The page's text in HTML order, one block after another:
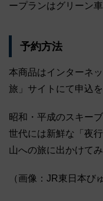
ープランはグリーン
予約方法
本商品はインターネ
旅」サイトにて申込
昭和・平成のスキー
世代には新鮮な「夜
山への旅に出かけて
（画像：JR東日本び